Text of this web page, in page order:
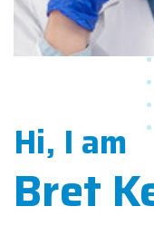
Hi, I am
Bret